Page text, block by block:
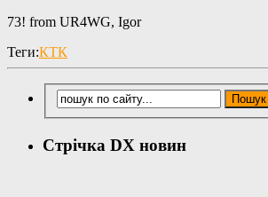
73! from UR4WG, Igor
Теги:КТК
Стрічка DX новин